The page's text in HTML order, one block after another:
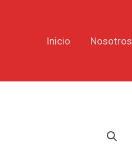
Inicio Nosotros